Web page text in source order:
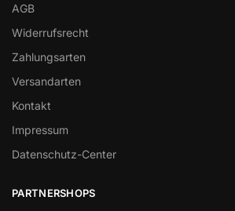
AGB
Widerrufsrecht
Zahlungsarten
Versandarten
Kontakt
Impressum
Datenschutz-Center
PARTNERSHOPS